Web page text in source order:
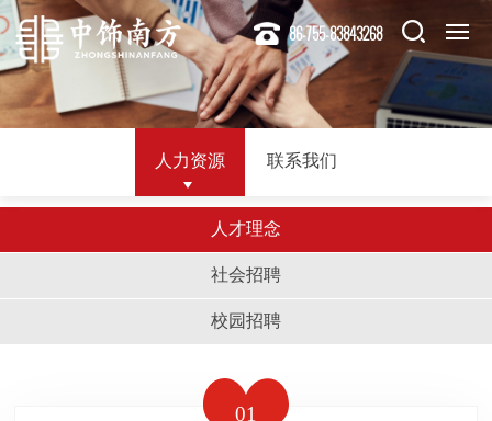
86-755-83843268
人力资源 联系我们
人才理念
社会招聘
校园招聘
01